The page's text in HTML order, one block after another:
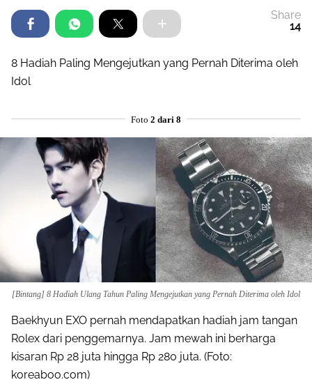
Share
14
8 Hadiah Paling Mengejutkan yang Pernah Diterima oleh
Idol
Foto 2 dari 8
[Bintang] 8 Hadiah Ulang Tahun Paling Mengejutkan yang Pernah Diterima oleh Idol
Baekhyun EXO pernah mendapatkan hadiah jam tangan
Rolex dari penggemarnya. Jam mewah ini berharga
kisaran Rp 28 juta hingga Rp 280 juta. (Foto:
koreaboo.com)